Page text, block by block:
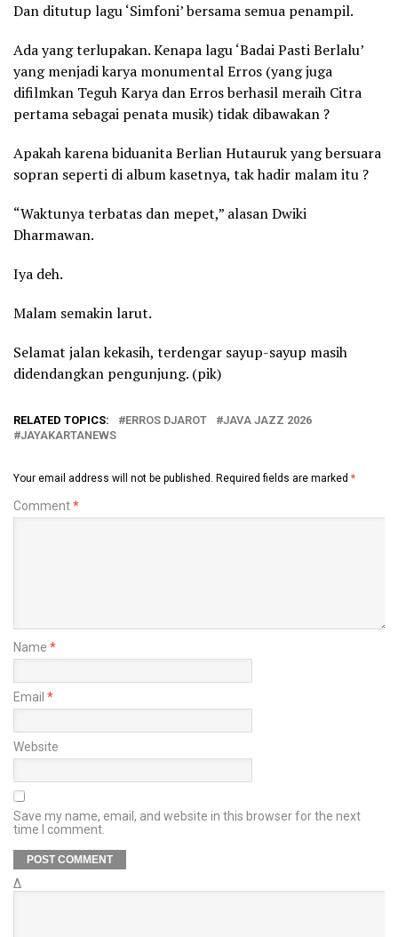
Dan ditutup lagu ‘Simfoni’ bersama semua penampil.
Ada yang terlupakan. Kenapa lagu ‘Badai Pasti Berlalu’
yang menjadi karya monumental Erros (yang juga
difilmkan Teguh Karya dan Erros berhasil meraih Citra
pertama sebagai penata musik) tidak dibawakan ?
Apakah karena biduanita Berlian Hutauruk yang bersuara
sopran seperti di album kasetnya, tak hadir malam itu ?
“Waktunya terbatas dan mepet,” alasan Dwiki
Dharmawan.
Iya deh.
Malam semakin larut.
Selamat jalan kekasih, terdengar sayup-sayup masih
didendangkan pengunjung. (pik)
RELATED TOPICS: ERROS DJAROT
JAVA JAZZ 2026
JAYAKARTANEWS
Your email address will not be published. Required fields are marked *
Comment*
Name *
Email *
Website
Save my name, email, and website in this browser for the next
time I comment.
Δ